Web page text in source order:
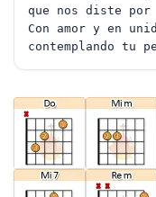
que nos diste
Con amor y en
contemplando tu